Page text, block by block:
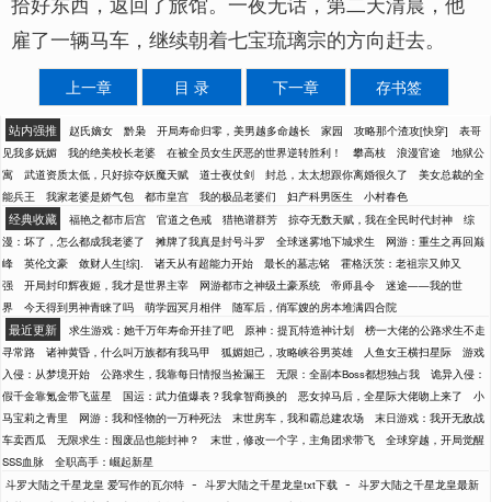
雇了一辆马车，继续朝着七宝琉璃宗的方向赶去。
上一章 目 录 下一章 存书签
站内强推 赵氏嫡女 黔枭 开局寿命归零，美男越多命越长 家园 攻略那个渣攻[快穿]
表哥
见我多妩媚
我的绝美校长老婆 在被全员女生厌恶的世界逆转胜利！ 攀高枝 浪漫官途
地狱公
寓
武道资质太低，只好掠夺妖魔天赋 道士夜仗剑 封总，太太想跟你离婚很久了
美女总裁的全
能兵王
我家老婆是娇气包 都市皇宫 我的极品老婆们 妇产科男医生 小村春色
经典收藏 福艳之都市后宫 官道之色戒 猎艳谱群芳 掠夺无数天赋，我在全民时代封神
综
漫：坏了，怎么都成我老婆了
摊牌了我真是封号斗罗 全球迷雾地下城求生
网游：重生之再回巅
峰
英伦文豪 敛财人生[综]. 诸天从有超能力开始 最长的墓志铭
霍格沃茨：老祖宗又帅又
强
开局封印辉夜姬，我才是世界主宰 网游都市之神级土豪系统 帝师县令
迷途——我的世
界
今天得到男神青睐了吗 萌学园冥月相伴 随军后，俏军嫂的房本堆满四合院
最近更新 求生游戏：她千万年寿命开挂了吧 原神：提瓦特造神计划
榜一大佬的公路求生不走
寻常路
诸神黄昏，什么叫万族都有我马甲 狐媚妲己，攻略峡谷男英雄 人鱼女王横扫星际
游戏
入侵：从梦境开始
公路求生，我靠每日情报当捡漏王 无限：全副本Boss都想独占我
诡异入侵：
假千金靠氪金带飞蓝星
国运：武力值爆表？我拿智商换的 恶女掉马后，全星际大佬吻上来了
小
马宝莉之青里
网游：我和怪物的一万种死法 末世房车，我和霸总建农场
末日游戏：我开无敌战
车卖西瓜
无限求生：囤废品也能封神？ 末世，修改一个字，主角团求带飞
全球穿越，开局觉醒
SSS血脉
全职高手：崛起新星
斗罗大陆之千星龙皇 爱写作的瓦尔特 - 斗罗大陆之千星龙皇txt下载 - 斗罗大陆之千星龙皇最新